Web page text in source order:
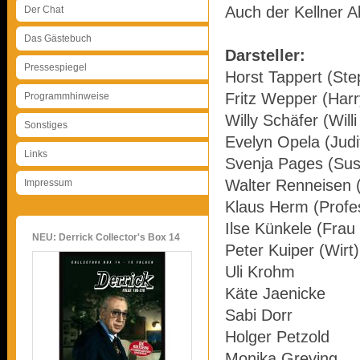
Der Chat
Das Gästebuch
Pressespiegel
Programmhinweise
Sonstiges
Links
Impressum
NEU: Derrick Collector's Box 14
Auch der Kellner
Darsteller:
Horst Tappert
Fritz Wepper
Willy Schäfer
Evelyn Opela
Svenja Pages
Walter Renneisen
Klaus Herm
Ilse Künkele (Frau
Peter Kuiper (Wirt)
Uli Krohm
Käte Jaenicke
Sabi Dorr
Holger Petzold